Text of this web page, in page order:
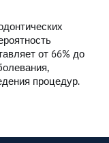
от 66% до
процедур.